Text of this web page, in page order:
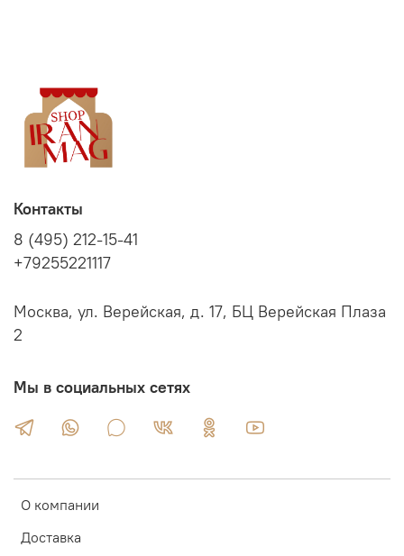
О компании
Доставка
Контакты
8 (495) 212-15-41
+79255221117
Москва, ул. Верейская, д. 17, БЦ Верейская Плаза
2
Мы в социальных сетях